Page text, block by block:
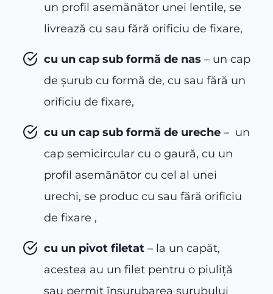
un profil asemănător unei lentile, se
livrează cu sau fără orificiu de fixare,
cu un cap sub formă de nas – un cap
de şurub cu formă de, cu sau fără un
orificiu de fixare,
cu un cap sub formă de ureche – un
cap semicircular cu o gaură, cu un
profil asemănător cu cel al unei
urechi, se produc cu sau fără orificiu
de fixare ,
cu un pivot filetat – la un capăt,
acestea au un filet pentru o piuliță
sau permit înșurubarea șurubului